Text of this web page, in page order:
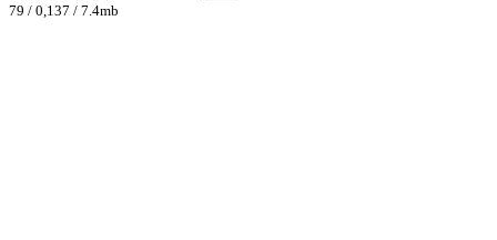
79 / 0,137 / 7.4mb